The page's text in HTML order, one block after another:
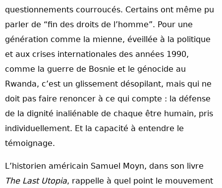
questionnements courroucés. Certains ont même pu
parler de “fin des droits de l’homme”. Pour une
génération comme la mienne, éveillée à la politique
et aux crises internationales des années 1990,
comme la guerre de Bosnie et le génocide au
Rwanda, c’est un glissement désopilant, mais qui ne
doit pas faire renoncer à ce qui compte : la défense
de la dignité inaliénable de chaque être humain, pris
individuellement. Et la capacité à entendre le
témoignage.
L’historien américain Samuel Moyn, dans son livre
The Last Utopia, rappelle à quel point le mouvement